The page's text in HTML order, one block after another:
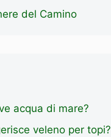
del Camino
acqua di mare?
veleno per topi?